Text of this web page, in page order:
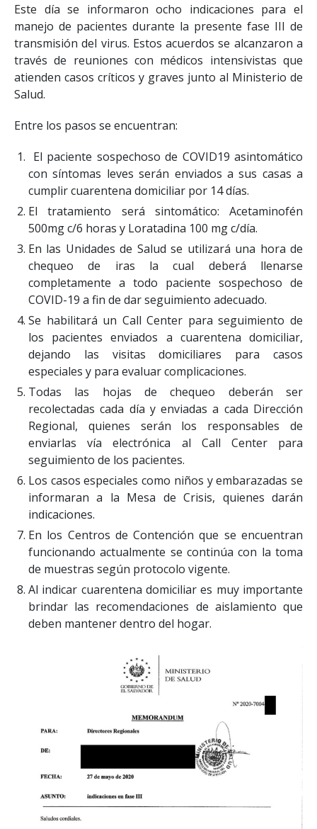
Este día se informaron ocho indicaciones para el
manejo de pacientes durante la presente fase III de
transmisión del virus. Estos acuerdos se alcanzaron a
través de reuniones con médicos intensivistas que
atienden casos críticos y graves junto al Ministerio de
Salud.
Entre los pasos se encuentran:
El paciente sospechoso de COVID19 asintomático
con síntomas leves serán enviados a sus casas a
cumplir cuarentena domiciliar por 14 días.
El tratamiento será sintomático: Acetaminofén
500mg c/6 horas y Loratadina 100 mg c/día.
En las Unidades de Salud se utilizará una hora de
chequeo de iras la cual deberá llenarse
completamente a todo paciente sospechoso de
COVID-19 a fin de dar seguimiento adecuado.
Se habilitará un Call Center para seguimiento de
los pacientes enviados a cuarentena domiciliar,
dejando las visitas domiciliares para casos
especiales y para evaluar complicaciones.
Todas las hojas de chequeo deberán ser
recolectadas cada día y enviadas a cada Dirección
Regional, quienes serán los responsables de
enviarlas vía electrónica al Call Center para
seguimiento de los pacientes.
Los casos especiales como niños y embarazadas se
informaran a la Mesa de Crisis, quienes darán
indicaciones.
En los Centros de Contención que se encuentran
funcionando actualmente se continúa con la toma
de muestras según protocolo vigente.
Al indicar cuarentena domiciliar es muy importante
brindar las recomendaciones de aislamiento que
deben mantener dentro del hogar.